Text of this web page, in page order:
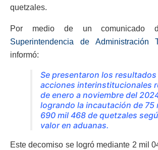
quetzales.
Por medio de un comunicado
Superintendencia de Administración
informó:
Se presentaron los resultados
acciones interinstitucionales
de enero a noviembre del
logrando la incautación de 75
690 mil 468 de quetzales
valor en aduanas.
Este decomiso se logró mediante 2 mil